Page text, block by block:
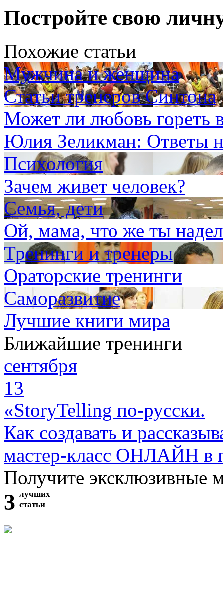
Постройте свою
Похожие статьи
Мужчина и женщина
Статьи тренеров Синтона
Может ли любовь гореть
Юлия Зеликман: Ответы
Психология
Зачем живет человек?
Семья, дети
Ой, мама, что же ты
Тренинги и тренеры
Ораторские тренинги
Саморазвитие
Лучшие книги мира
Ближайшие тренинги
сентября
13
«StoryTelling по-русски.
Как создавать и
мастер-класс ОНЛАЙН в
Получите эксклюзивные
3 лучших
статьи